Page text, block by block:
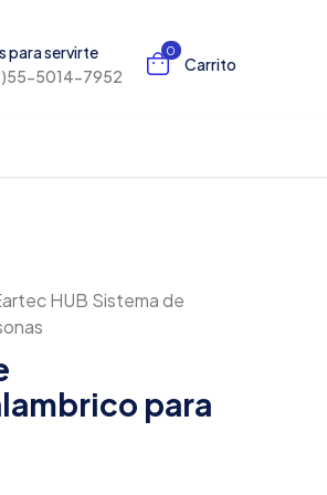
para servirte
5014-7952
0
Carrito
HUB Sistema de
para